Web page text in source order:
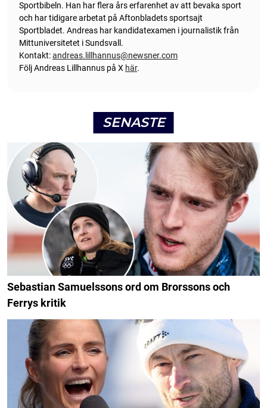
Sportbibeln. Han har flera års erfarenhet av att bevaka sport
och har tidigare arbetat på Aftonbladets sportsajt
Sportbladet. Andreas har kandidatexamen i journalistik från
Mittuniversitetet i Sundsvall.
Kontakt:andreas.lillhannus@newsner.com
Följ Andreas Lillhannus på X här.
SENASTE
Sebastian Samuelssons ord om Brorssons och
Ferrys kritik